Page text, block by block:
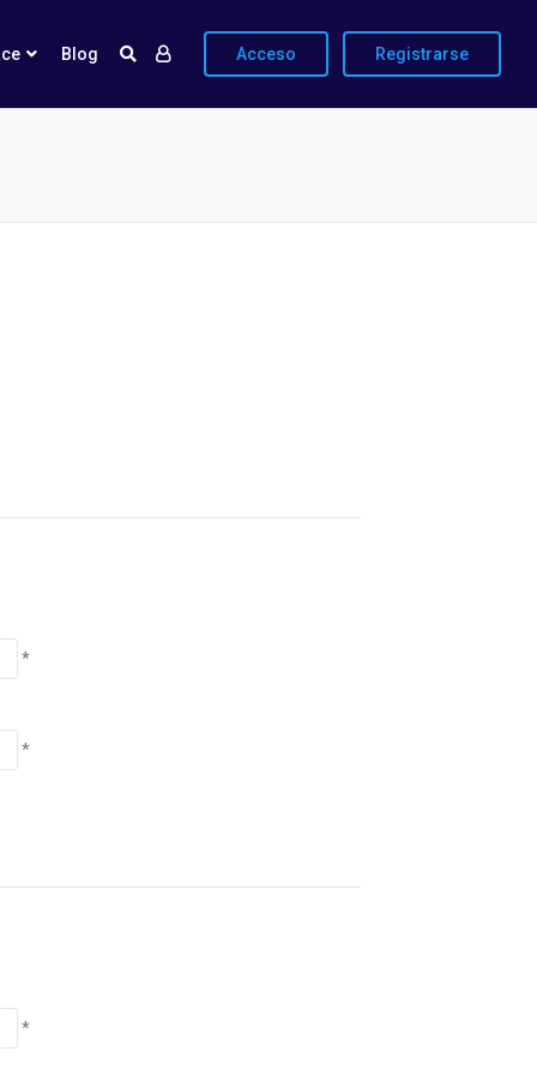
Blog Acceso Registrarse
*
*
*